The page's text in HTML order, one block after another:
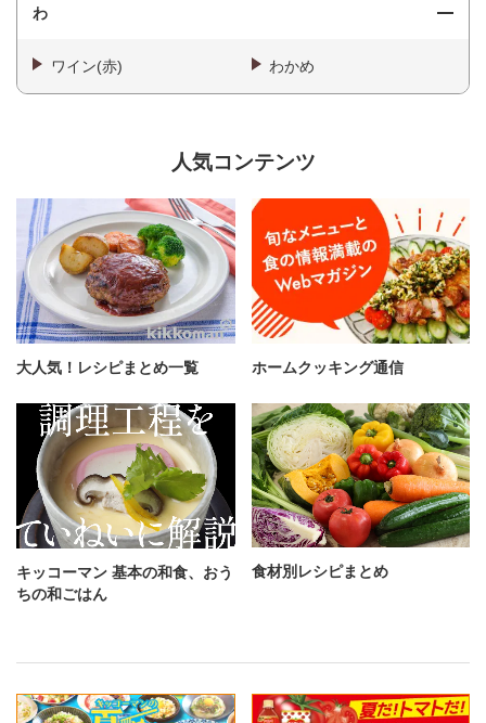
わ
ワイン(赤) わかめ
人気コンテンツ
大人気！レシピまとめ一覧 ホームクッキング通信
キッコーマン 基本の和食、おう
ちの和ごはん
食材別レシピまとめ